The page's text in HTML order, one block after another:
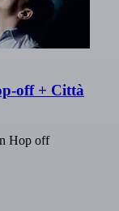
off + Città
Hop off